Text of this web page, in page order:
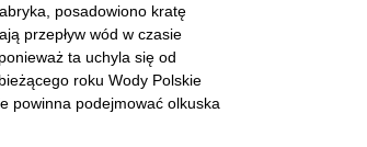
posadowiono kratę
przepływ wód w czasie
ta uchyla się od
roku Wody Polskie
powinna podejmować olkuska